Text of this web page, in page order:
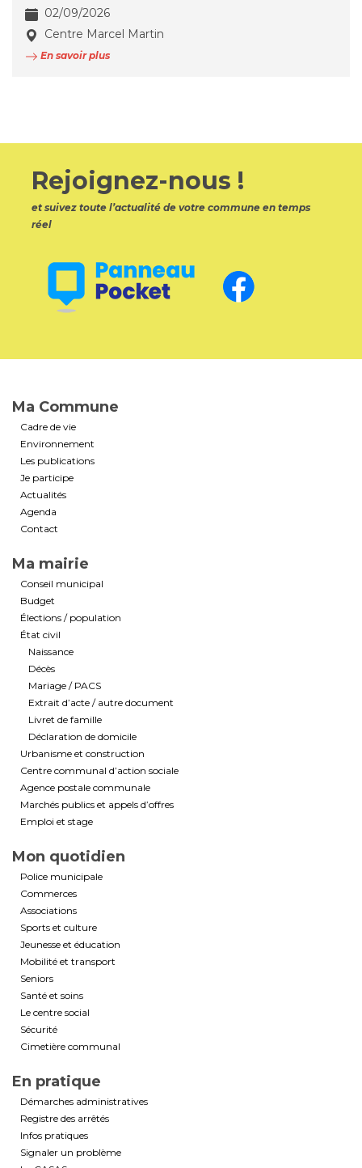
02/09/2026
Centre Marcel Martin
En savoir plus
Rejoignez-nous !
et suivez toute l’actualité de votre commune en temps
réel
Ma Commune
Cadre de vie
Environnement
Les publications
Je participe
Actualités
Agenda
Contact
Ma mairie
Conseil municipal
Budget
Élections / population
État civil
Naissance
Décès
Mariage / PACS
Extrait d’acte / autre document
Livret de famille
Déclaration de domicile
Urbanisme et construction
Centre communal d’action sociale
Agence postale communale
Marchés publics et appels d’offres
Emploi et stage
Mon quotidien
Police municipale
Commerces
Associations
Sports et culture
Jeunesse et éducation
Mobilité et transport
Seniors
Santé et soins
Le centre social
Sécurité
Cimetière communal
En pratique
Démarches administratives
Registre des arrêtés
Infos pratiques
Signaler un problème